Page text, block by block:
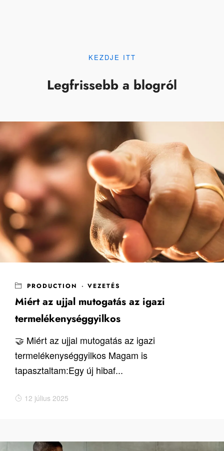
KEZDJE ITT
Legfrissebb a blogról
PRODUCTION · VEZETÉS
Miért az ujjal mutogatás az igazi
termelékenységgyilkos
🤝 Miért az ujjal mutogatás az igazi
termelékenységgyilkos Magam is
tapasztaltam:Egy új hibaf...
12 július 2025